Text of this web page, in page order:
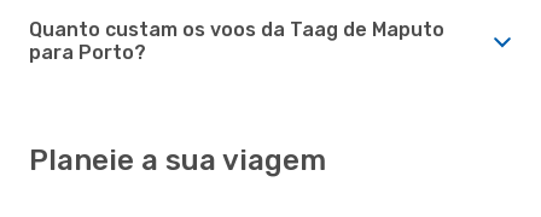
Quanto custam os voos da Taag de Maputo
para Porto?
Planeie a sua viagem